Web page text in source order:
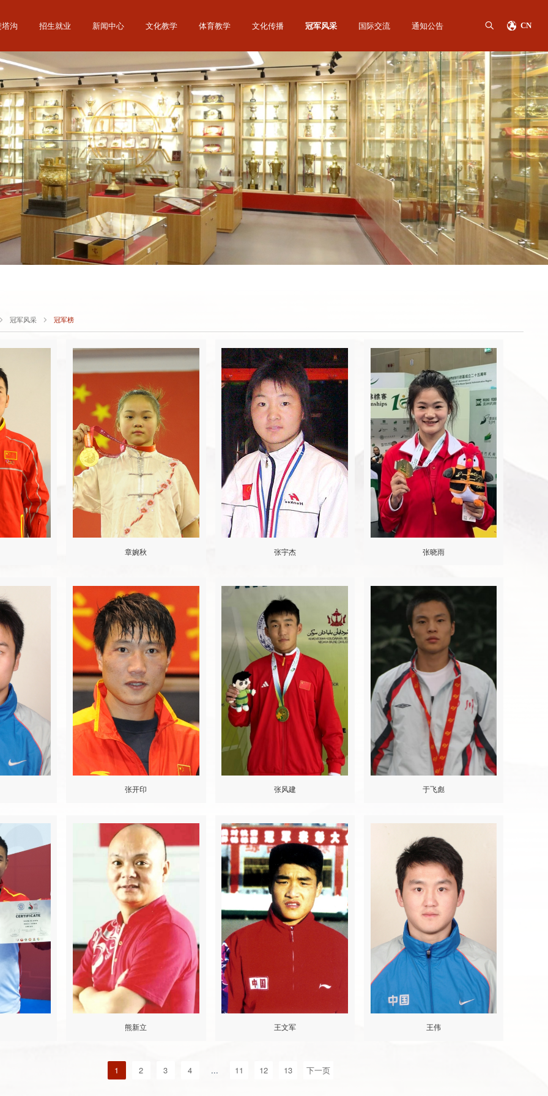
沟 招生就业 新闻中心 文化教学 体育教学 文化传播 冠军风采 国际交流 通知公告 CN
冠军风采 冠军榜
章婉秋 张宇杰 张晓雨
张开印 张风建 于飞彪
熊新立 王文军 王伟
1 2 3 4 ... 11 12 13 下一页